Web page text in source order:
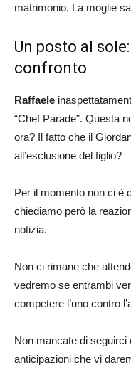
matrimonio. La moglie
Un posto al
confronto
Raffaele
“Chef Parade”. Questa
ora? Il fatto che il
all’esclusione del figlio?
Per il momento non ci è
chiediamo però la
notizia.
Non ci rimane che
vedremo se entrambi
competere l’uno contro
Non mancate di
anticipazioni che vi